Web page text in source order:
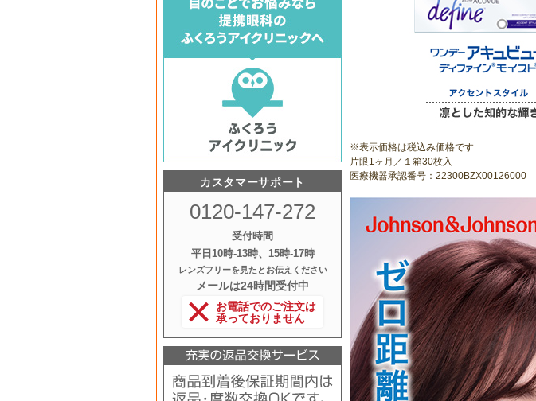
カスタマーサポート
0120-147-272
受付時間
平日10時‐13時、15時‐17時
レンズフリーを見たとお伝えください
メールは24時間受付中
お電話でのご注文は
承っておりません
※表示価格は税込み価格です
片眼1ヶ月／１箱30枚入
医療機器承認番号：22300BZX00126000